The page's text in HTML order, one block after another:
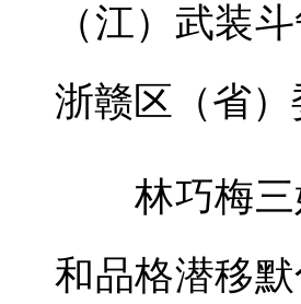
（江）武装
浙赣区（省
林巧梅三
和品格潜移